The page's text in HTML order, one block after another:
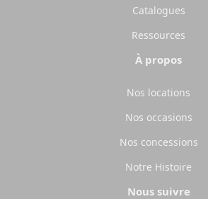
Catalogues
Ressources
À propos
Nos locations
Nos occasions
Nos concessions
Notre Histoire
Nous suivre